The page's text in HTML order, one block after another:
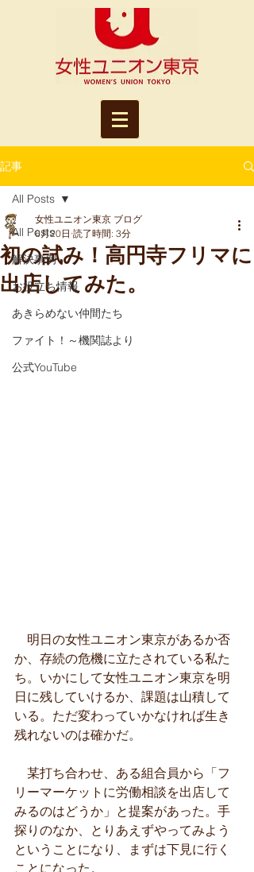
記事
All Posts
解決事例
お役立ち情報
あきらめない仲間たち
ファイト！～機関誌より
公式YouTube
All Posts
初の試み！高円寺フリマに
出店してみた。
女性ユニオン東京 ブログ
6月20日 読了時間: 3分
明日の女性ユニオン東京があるか否
か、存続の危機に立たされている私た
ち。いかにして女性ユニオン東京を明
日に残していけるか、課題は山積して
いる。ただ変わっていかなければ生き
残れないのは確かだ。
某打ち合わせ、ある組合員から「フ
リーマーケットに労働相談を出店して
みるのはどうか」と提案があった。手
探りのなか、とりあえずやってみよう
ということになり、まずは下見に行く
ことになった。